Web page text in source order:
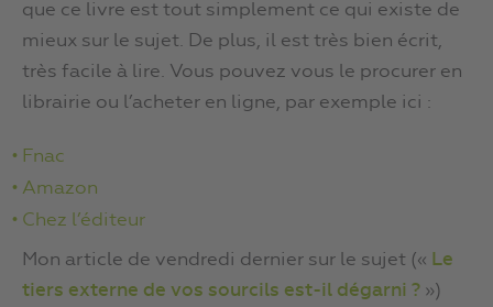
que ce livre est tout simplement ce qui existe de
mieux sur le sujet. De plus, il est très bien écrit,
très facile à lire. Vous pouvez vous le procurer en
librairie ou l’acheter en ligne, par exemple ici :
Fnac
Amazon
Chez l’éditeur
Mon article de vendredi dernier sur le sujet (« Le
tiers externe de vos sourcils est-il dégarni ? »)